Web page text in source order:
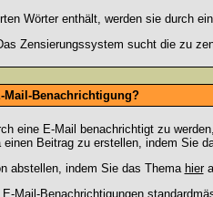
Wörter enthält, werden sie durch
Zensierungssystem sucht die zu
Mail-Benachrichtigung?
eine E-Mail benachrichtigt zu
Beitrag zu erstellen, indem Sie
abstellen, indem Sie das Thema hier
Mail-Benachrichtigungen